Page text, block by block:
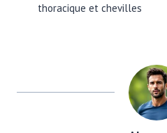
thoracique et chevilles